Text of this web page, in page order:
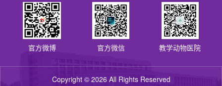
官方微博 官方微信 教学动物医院
Copyright © 2026 All Rights Reserved